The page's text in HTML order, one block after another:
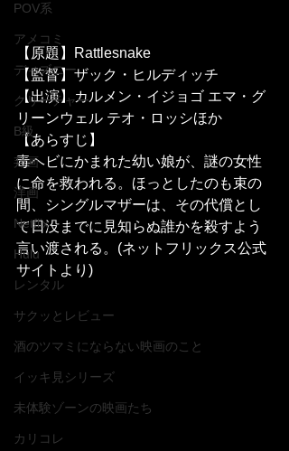
POV系
アメコミ
ディズニー
クリーチャー
B級
邦画
洋画
Netflix
Hulu
レンタル
サクッとレビュー
酒のツマミにならない映画のこと
イッキ見シリーズ
未体験ゾーンの映画たち
カリコレ
【原題】Rattlesnake
【監督】ザック・ヒルディッチ
【出演】カルメン・イジョゴ エマ・グ
リーンウェル テオ・ロッシほか
【あらすじ】
毒ヘビにかまれた幼い娘が、謎の女性
に命を救われる。ほっとしたのも束の
間、シングルマザーは、その代償とし
て日没までに見知らぬ誰かを殺すよう
言い渡される。(ネットフリックス公式
サイトより)